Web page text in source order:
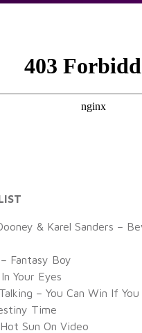
& Karel Sanders –
Fantasy Boy
Your Eyes
– You Can Win If
Time
Sun On Video